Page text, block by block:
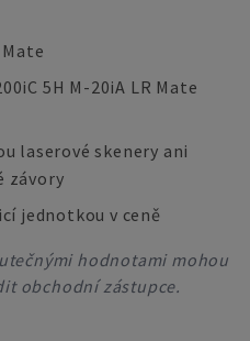
5H M-20iA LR Mate
laserové skenery ani
závory
jednotkou v ceně
hodnotami mohou
obchodní zástupce.